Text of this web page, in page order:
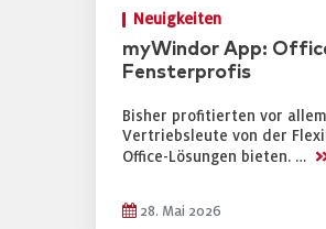
Neuigkeiten
myWindor App:
Fensterprofis
Bisher profitierten vor
Vertriebsleute von der
Office-Lösungen bieten. …
28. Mai 2026